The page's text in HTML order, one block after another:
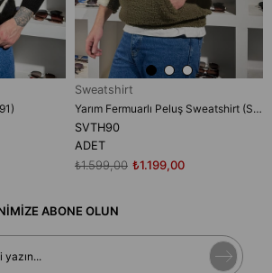
Sweatshirt
Yarım Fermuarlı Peluş Sweatshirt (SVTH90)
SVTH90
ADET
₺1.199,00
₺1.599,00
ABONE OLUN